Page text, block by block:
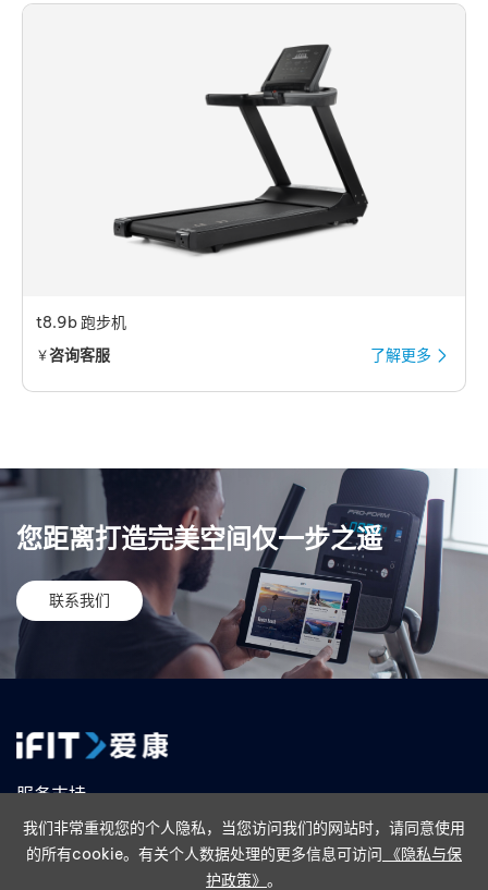
我们非常重视您的个人隐私，当您访问我们的网站时，请同意使用
的所有cookie。有关个人数据处理的更多信息可访问 《隐私与保
护政策》 。
t8.9b 跑步机
￥咨询客服 了解更多
您距离打造完美空间仅一步之遥
联系我们
服务支持
售后政策 联系我们 在线购买 线下门店